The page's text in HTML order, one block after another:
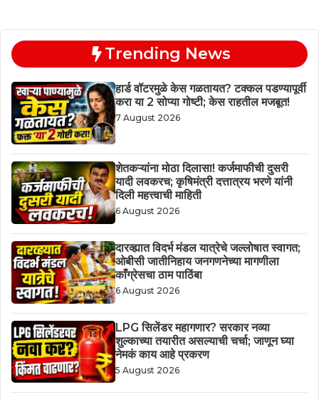
Trending News
हार्ड वॉटरमुळे केस गळतायत? टक्कल पडण्यापूर्वी
करा या 2 सोप्या गोष्टी; केस राहतील मजबूत!
7 August 2026
शेतकऱ्यांना मोठा दिलासा! कर्जमाफीची दुसरी
यादी लवकरच; कृषिमंत्री दत्तात्रय भरणे यांनी
दिली महत्त्वाची माहिती
6 August 2026
दारव्ह्यात विदर्भ मंडल यात्रेचे जल्लोषात स्वागत;
ओबीसी जातीनिहाय जनगणनेच्या मागणीला
काँग्रेसचा ठाम पाठिंबा
6 August 2026
LPG सिलेंडर महागणार? सरकार नव्या
शुल्काच्या तयारीत असल्याची चर्चा; जाणून घ्या
नेमकं काय आहे प्रकरण
5 August 2026